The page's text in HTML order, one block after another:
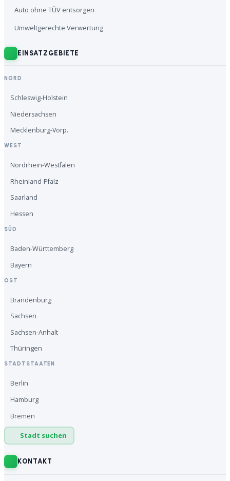
Auto ohne TÜV entsorgen
Umweltgerechte Verwertung
EINSATZGEBIETE
NORD
Schleswig-Holstein
Niedersachsen
Mecklenburg-Vorp.
WEST
Nordrhein-Westfalen
Rheinland-Pfalz
Saarland
Hessen
SÜD
Baden-Württemberg
Bayern
OST
Brandenburg
Sachsen
Sachsen-Anhalt
Thüringen
STADTSTAATEN
Berlin
Hamburg
Bremen
Stadt suchen
KONTAKT